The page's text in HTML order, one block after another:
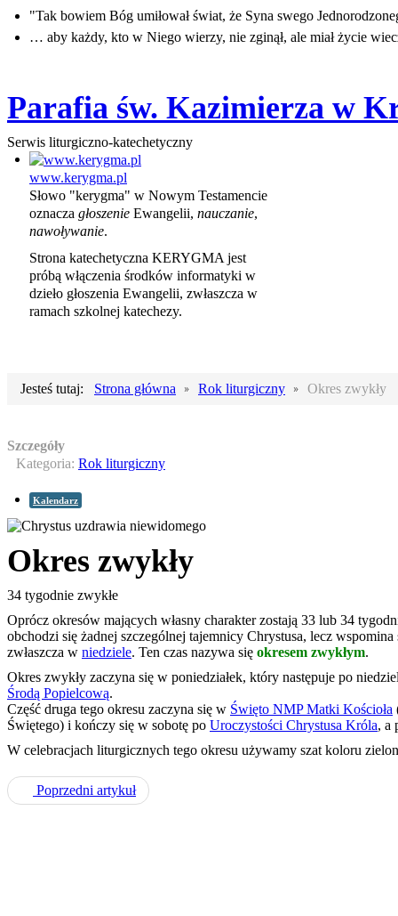
"Tak bowiem Bóg umiłował świat, że Syna swego
… aby każdy, kto w Niego wierzy, nie zginął, ale miał życie
Parafia św. Kazimierza w
Serwis liturgiczno-katechetyczny
www.kerygma.pl
Słowo "kerygma" w Nowym Testamencie
oznacza głoszenie Ewangelii, nauczanie,
nawoływanie.
Strona katechetyczna KERYGMA jest
próbą włączenia środków informatyki w
dzieło głoszenia Ewangelii, zwłaszcza w
ramach szkolnej katechezy.
Jesteś tutaj: Strona główna Rok liturgiczny Okres zwykły
Szczegóły
Kategoria: Rok liturgiczny
Kalendarz
Okres zwykły
34 tygodnie zwykłe
Oprócz okresów mających własny charakter zostają 33 lub 34
obchodzi się żadnej szczególnej tajemnicy Chrystusa, lecz
zwłaszcza w niedziele. Ten czas nazywa się okresem zwykłym.
Okres zwykły zaczyna się w poniedziałek, który następuje po
Środą Popielcową.
Część druga tego okresu zaczyna się w Święto NMP Matki Kościoła
Świętego) i kończy się w sobotę po Uroczystości Chrystusa Króla, a
W celebracjach liturgicznych tego okresu używamy szat koloru
Poprzedni artykuł